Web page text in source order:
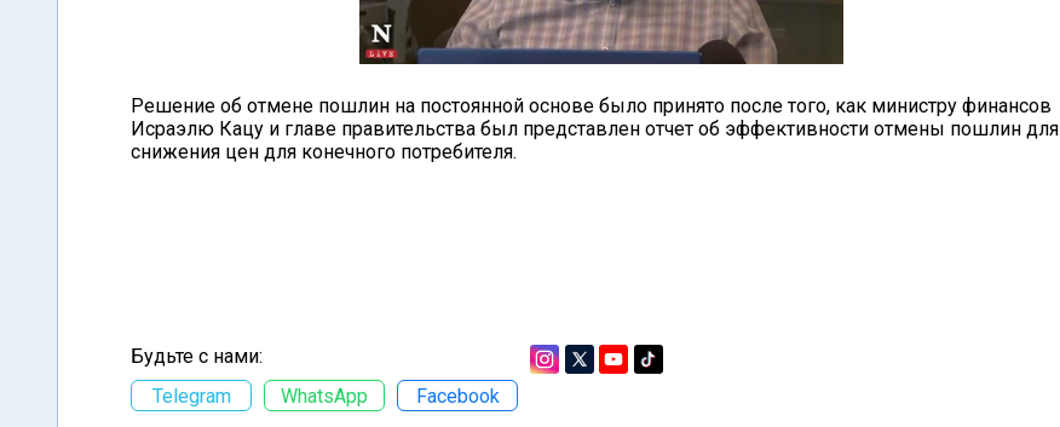
Решение об отмене пошлин на постоянной основе было принято после того, как министру финансов
Исраэлю Кацу и главе правительства был представлен отчет об эффективности отмены пошлин для
снижения цен для конечного потребителя.
Будьте с нами:
Telegram
WhatsApp Facebook